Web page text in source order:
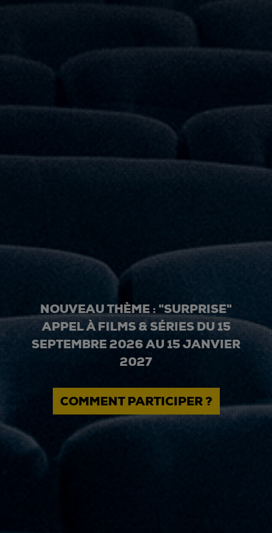
NOUVEAU THÈME : "SURPRISE"
APPEL À FILMS & SÉRIES DU 15
SEPTEMBRE 2026 AU 15 JANVIER
2027
COMMENT PARTICIPER ?